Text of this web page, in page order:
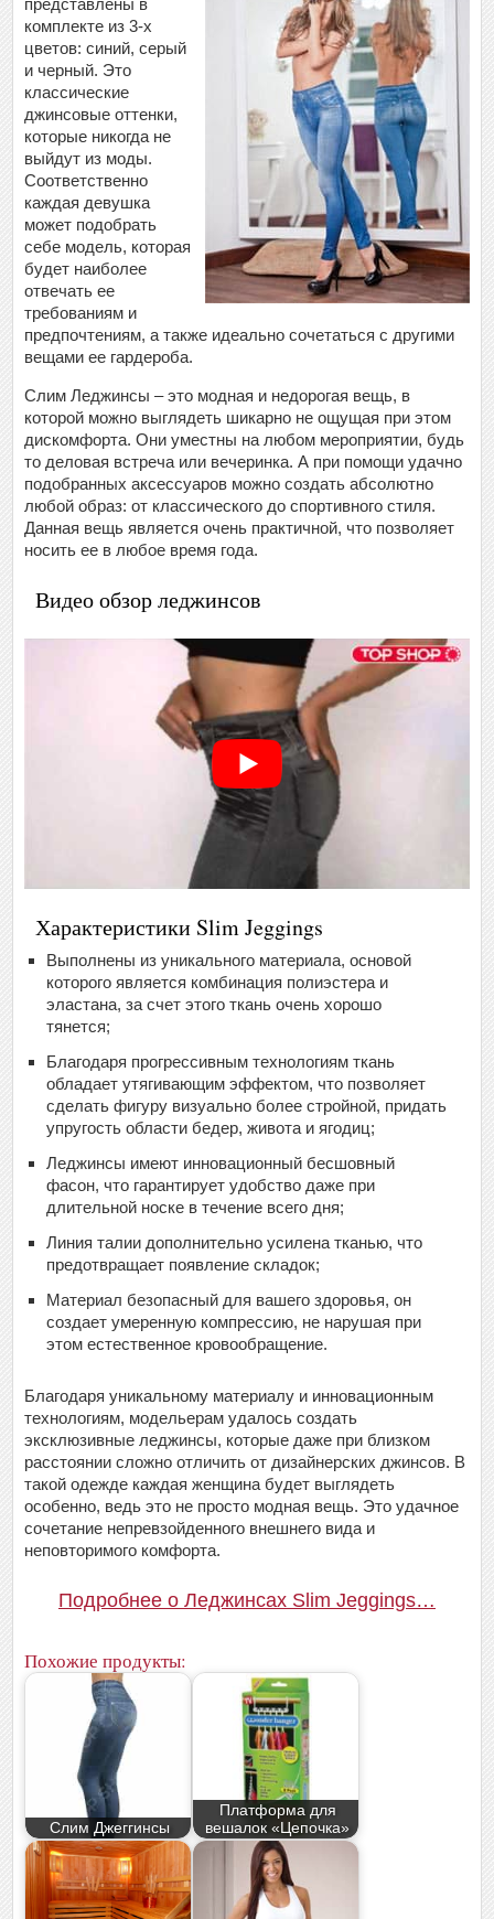
представлены в
комплекте из 3-х
цветов: синий, серый
и черный. Это
классические
джинсовые оттенки,
которые никогда не
выйдут из моды.
Соответственно
каждая девушка
может подобрать
себе модель, которая
будет наиболее
отвечать ее
требованиям и
предпочтениям, а также идеально сочетаться с другими
вещами ее гардероба.
Слим Леджинсы – это модная и недорогая вещь, в
которой можно выглядеть шикарно не ощущая при этом
дискомфорта. Они уместны на любом мероприятии, будь
то деловая встреча или вечеринка. А при помощи удачно
подобранных аксессуаров можно создать абсолютно
любой образ: от классического до спортивного стиля.
Данная вещь является очень практичной, что позволяет
носить ее в любое время года.
Видео обзор леджинсов
Характеристики Slim Jeggings
Выполнены из уникального материала, основой
которого является комбинация полиэстера и
эластана, за счет этого ткань очень хорошо
тянется;
Благодаря прогрессивным технологиям ткань
обладает утягивающим эффектом, что позволяет
сделать фигуру визуально более стройной, придать
упругость области бедер, живота и ягодиц;
Леджинсы имеют инновационный бесшовный
фасон, что гарантирует удобство даже при
длительной носке в течение всего дня;
Линия талии дополнительно усилена тканью, что
предотвращает появление складок;
Материал безопасный для вашего здоровья, он
создает умеренную компрессию, не нарушая при
этом естественное кровообращение.
Благодаря уникальному материалу и инновационным
технологиям, модельерам удалось создать
эксклюзивные леджинсы, которые даже при близком
расстоянии сложно отличить от дизайнерских джинсов. В
такой одежде каждая женщина будет выглядеть
особенно, ведь это не просто модная вещь. Это удачное
сочетание непревзойденного внешнего вида и
неповторимого комфорта.
Подробнее о Леджинсах Slim Jeggings…
Похожие продукты:
Слим Джеггинсы
Платформа для
вешалок «Цепочка»